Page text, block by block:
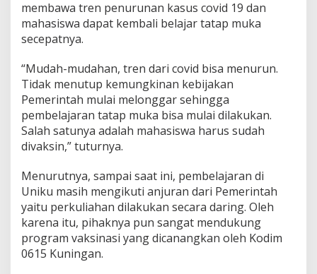
membawa tren penurunan kasus covid 19 dan
mahasiswa dapat kembali belajar tatap muka
secepatnya.
“Mudah-mudahan, tren dari covid bisa menurun.
Tidak menutup kemungkinan kebijakan
Pemerintah mulai melonggar sehingga
pembelajaran tatap muka bisa mulai dilakukan.
Salah satunya adalah mahasiswa harus sudah
divaksin,” tuturnya.
Menurutnya, sampai saat ini, pembelajaran di
Uniku masih mengikuti anjuran dari Pemerintah
yaitu perkuliahan dilakukan secara daring. Oleh
karena itu, pihaknya pun sangat mendukung
program vaksinasi yang dicanangkan oleh Kodim
0615 Kuningan.